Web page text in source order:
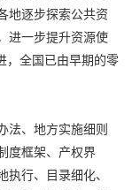
地逐步探索公共资
进一步提升资源使
，全国已由早期的零
法、地方实施细则
度框架、产权界
执行、目录细化、